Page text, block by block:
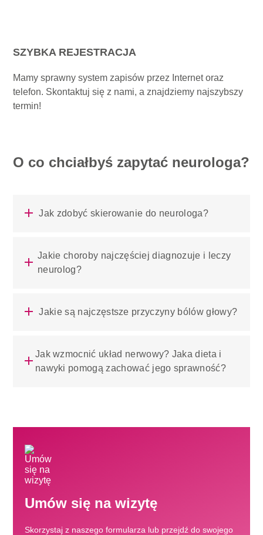
SZYBKA REJESTRACJA
Mamy sprawny system zapisów przez Internet oraz
telefon. Skontaktuj się z nami, a znajdziemy najszybszy
termin!
O co chciałbyś zapytać neurologa?
Jak zdobyć skierowanie do neurologa?
Jakie choroby najczęściej diagnozuje i leczy
neurolog?
Jakie są najczęstsze przyczyny bólów głowy?
Jak wzmocnić układ nerwowy? Jaka dieta i
nawyki pomogą zachować jego sprawność?
Umów się na wizytę
Skorzystaj z naszego formularza lub przejdź do swojego